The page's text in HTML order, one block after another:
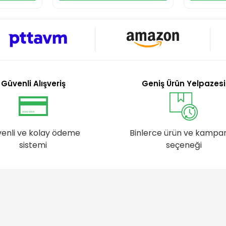
Güvenli Alışveriş
ve kolay ödeme
sistemi
Geniş Ürün Yelpazesi
Binlerce ürün ve
seçeneği